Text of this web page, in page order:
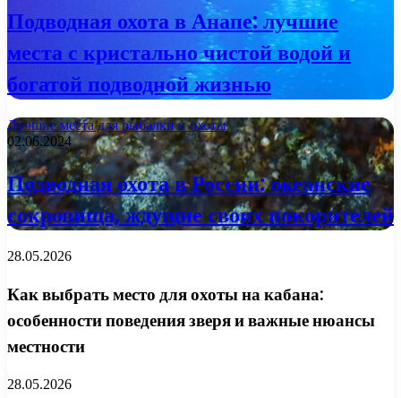
Подводная охота в Анапе: лучшие
места с кристально чистой водой и
богатой подводной жизнью
Лучшие места для рыбалки и охоты
02.06.2024
Подводная охота в России: океанские
сокровища, ждущие своих покорителей
28.05.2026
Как выбрать место для охоты на кабана:
особенности поведения зверя и важные нюансы
местности
28.05.2026